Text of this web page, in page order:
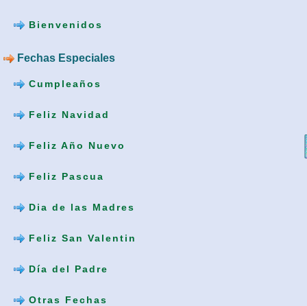
Bienvenidos
Fechas Especiales
Cumpleaños
Feliz Navidad
Feliz Año Nuevo
Feliz Pascua
Dia de las Madres
Feliz San Valentin
Día del Padre
Otras Fechas